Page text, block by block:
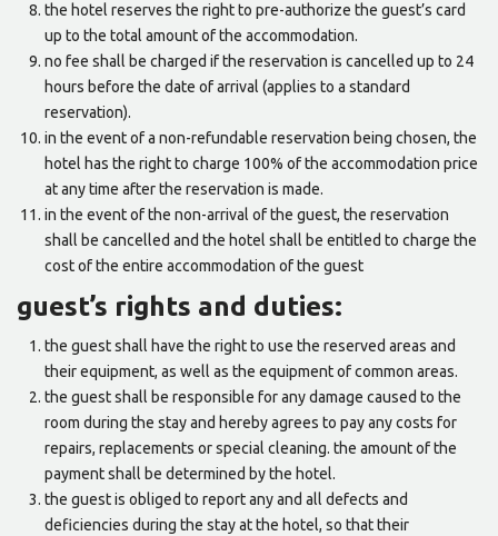
the hotel reserves the right to pre-authorize the guest’s card
up to the total amount of the accommodation.
no fee shall be charged if the reservation is cancelled up to 24
hours before the date of arrival (applies to a standard
reservation).
in the event of a non-refundable reservation being chosen, the
hotel has the right to charge 100% of the accommodation price
at any time after the reservation is made.
in the event of the non-arrival of the guest, the reservation
shall be cancelled and the hotel shall be entitled to charge the
cost of the entire accommodation of the guest
guest’s rights and duties:
the guest shall have the right to use the reserved areas and
their equipment, as well as the equipment of common areas.
the guest shall be responsible for any damage caused to the
room during the stay and hereby agrees to pay any costs for
repairs, replacements or special cleaning. the amount of the
payment shall be determined by the hotel.
the guest is obliged to report any and all defects and
deficiencies during the stay at the hotel, so that their